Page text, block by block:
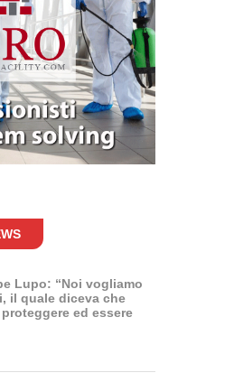
Lupo: “Noi vogliamo
il quale diceva che
proteggere ed essere